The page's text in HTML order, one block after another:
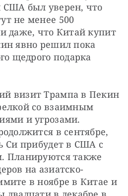
США был уверен, что
не менее 500
даже, что Китай купит
явно решил пока
щедрого подарка
визит Трампа в Пекин
со взаимным
и угрозами.
в сентябре,
Си прибудет в США с
Планируются также
на азиатско-
в ноябре в Китае и